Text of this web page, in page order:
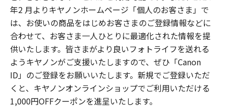
年2 月よりキヤノンホームページ「個人のお客さま」で
は、お使いの商品をはじめお客さまのご登録情報などに
合わせて、お客さま一人ひとりに最適化された情報を提
供いたします。皆さまがより良いフォトライフを送れる
ようキヤノンがご支援いたしますので、ぜひ「Canon
ID」のご登録をお願いいたします。新規でご登録いただ
くと、キヤノンオンラインショップでご利用いただける
1,000円OFFクーポンを進呈いたします。